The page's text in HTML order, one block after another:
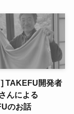
TAKEFU開発者
んによる
のお話